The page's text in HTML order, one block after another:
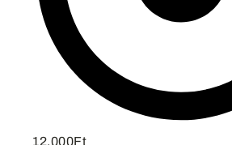
12.000Ft